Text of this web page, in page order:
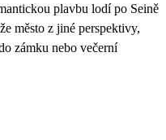
plavbu lodí po Seině
město z jiné perspektivy,
zámku nebo večerní